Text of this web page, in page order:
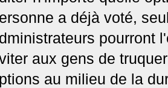
a déjà voté,
pourront
aux gens de
au milieu de la